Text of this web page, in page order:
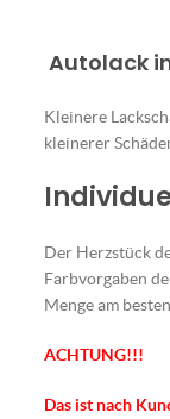
Autolack
Kleinere
kleinerer
Der Herzstück
Farbvorgaben
Menge am
ACHTUNG!!!
Das ist nach